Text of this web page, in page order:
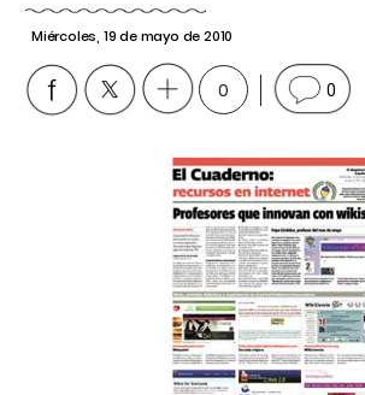
Miércoles, 19 de mayo de 2010
0 0